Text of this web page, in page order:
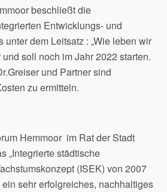
beschließt die
Entwicklungs- und
unter dem Leitsatz : „Wie leben wir
und soll noch im Jahr 2022 starten.
und Partner sind
zu ermitteln.
Hemmoor im Rat der Stadt
„Integrierte städtische
(ISEK) von 2007
sehr erfolgreiches, nachhaltiges